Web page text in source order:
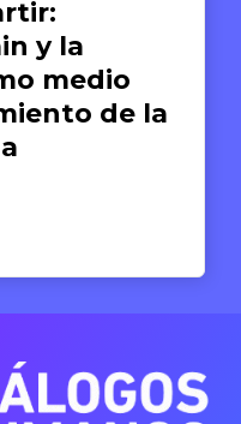
y la
medio
de la